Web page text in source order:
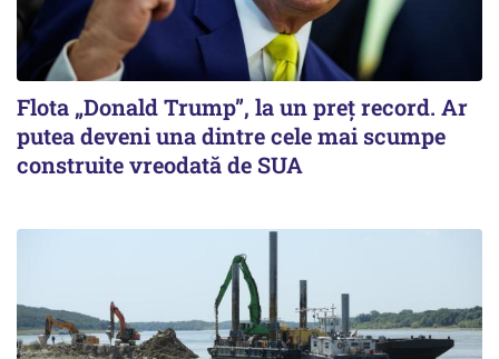
Flota „Donald Trump”, la un preț record. Ar
putea deveni una dintre cele mai scumpe
construite vreodată de SUA